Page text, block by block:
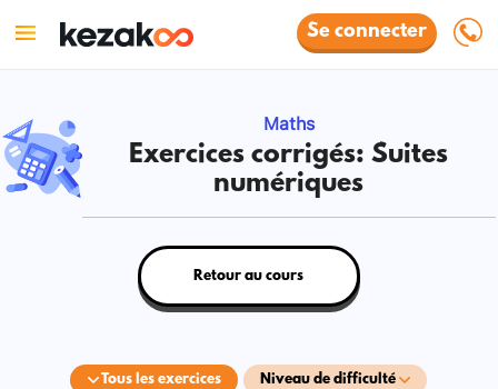
Se connecter
Maths
Exercices corrigés: Suites
numériques
Tous les exercices Niveau de difficulté
Retour au cours